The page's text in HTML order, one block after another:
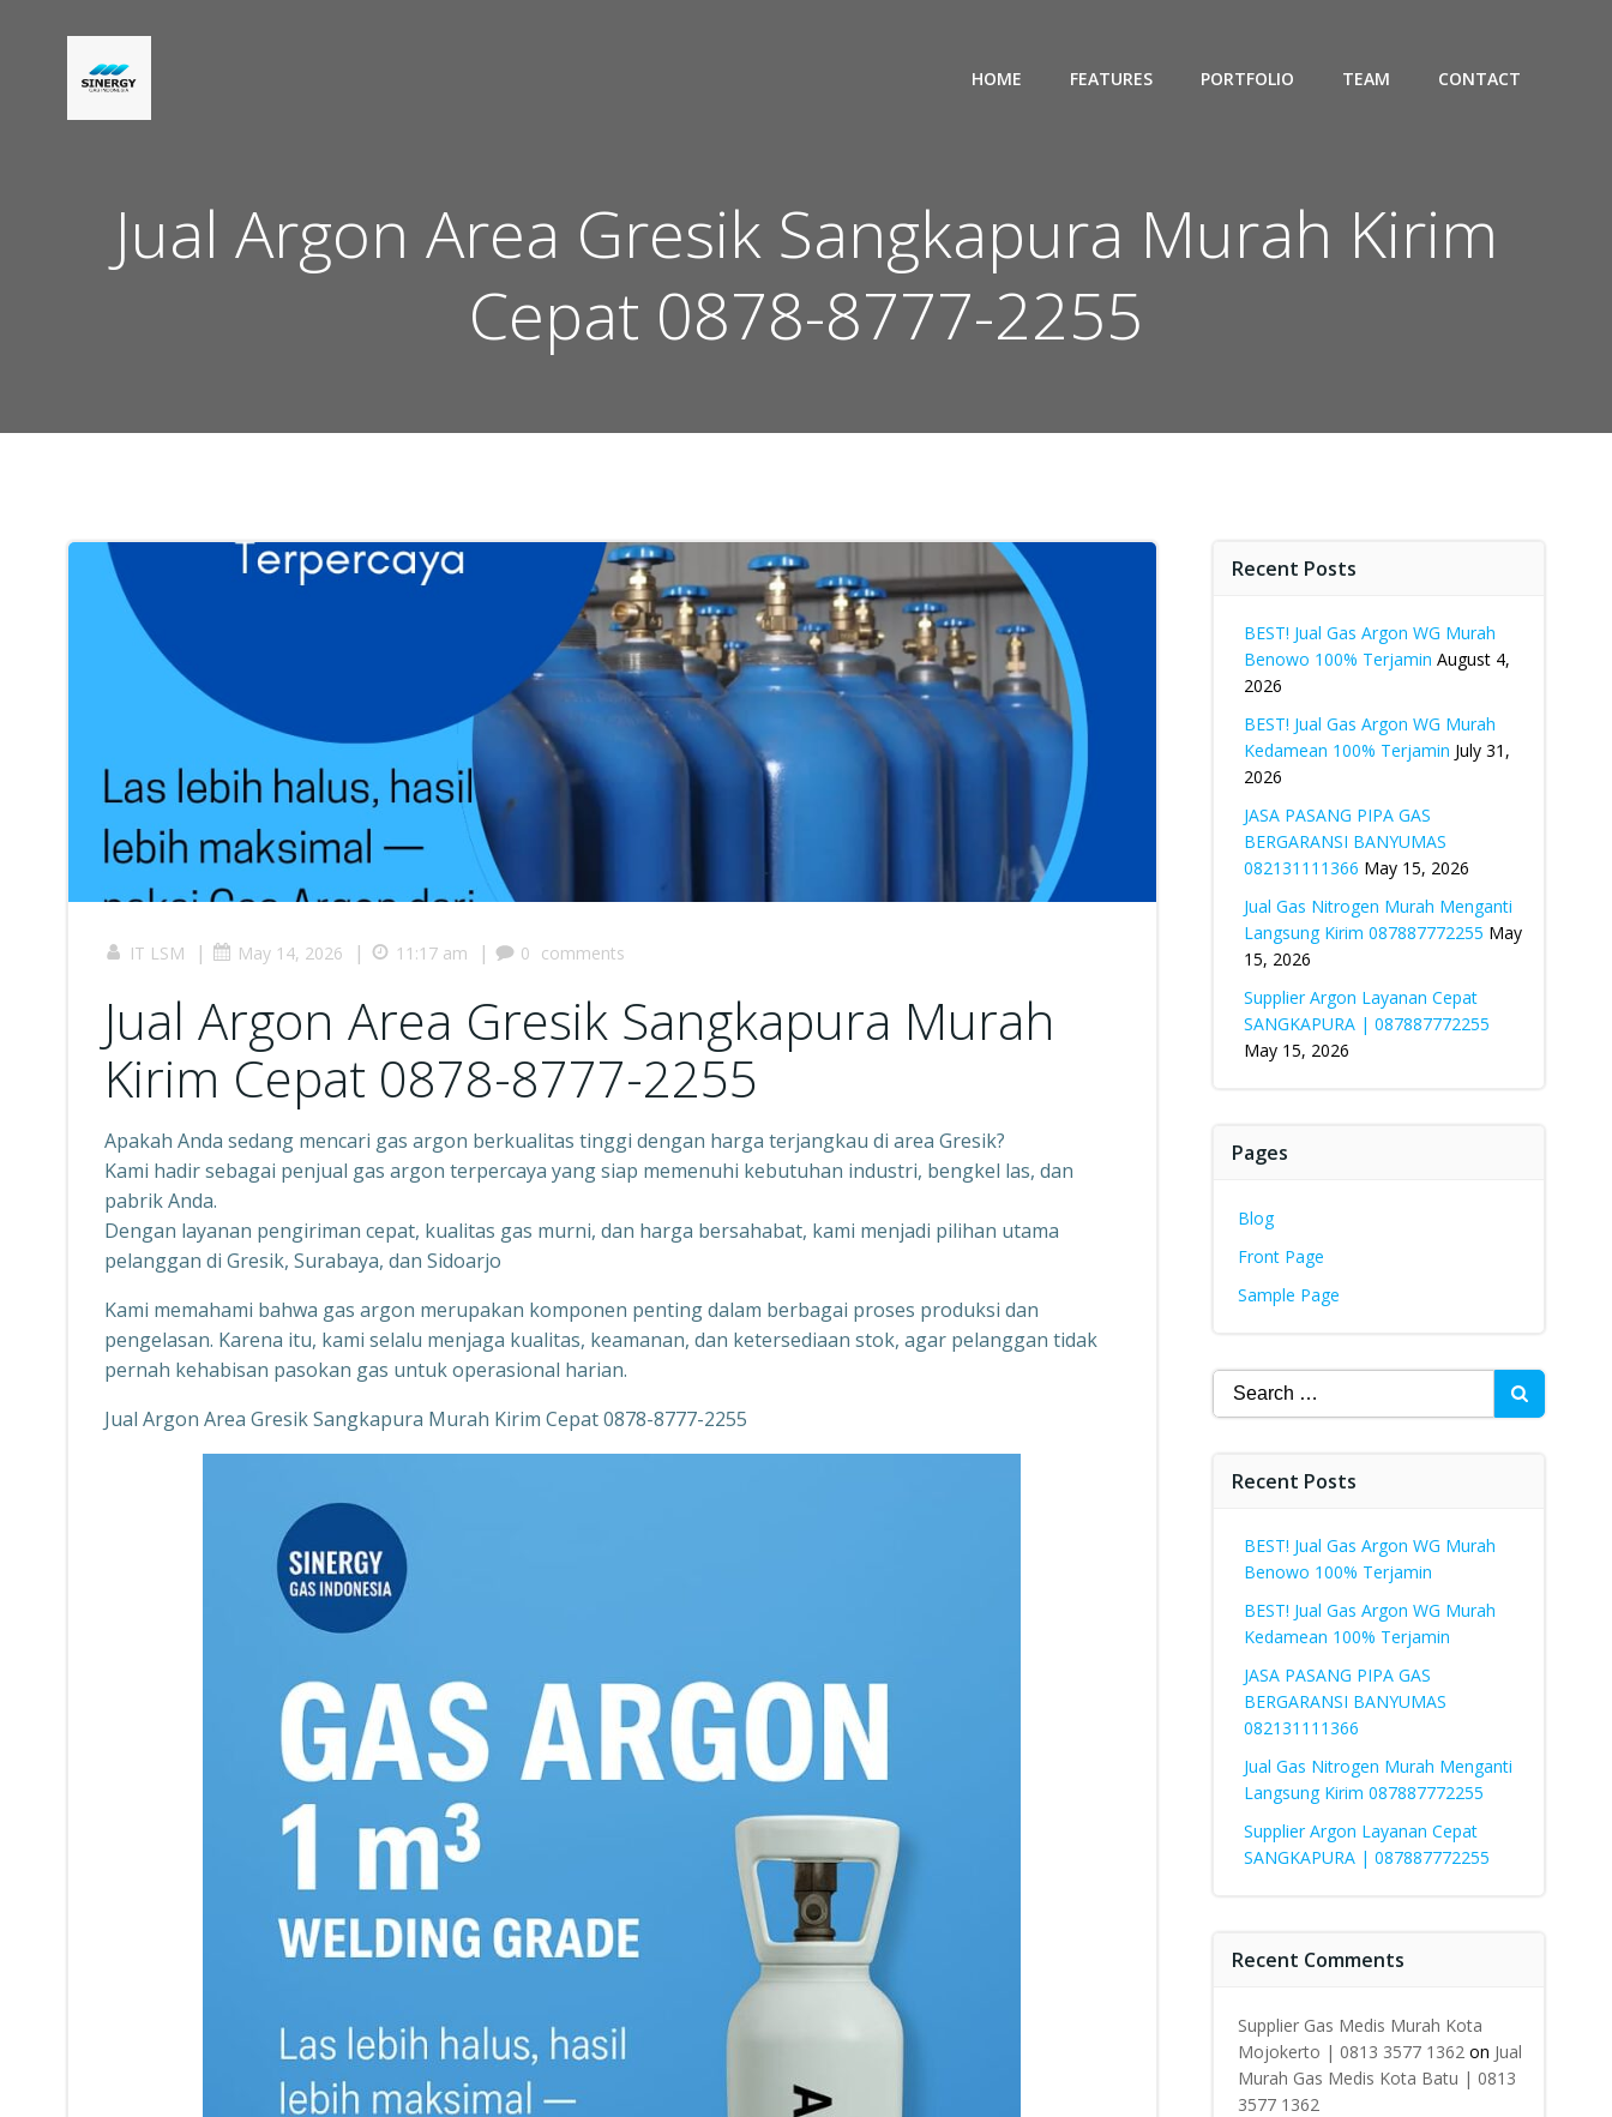
HOME FEATURES PORTFOLIO TEAM CONTACT
Jual Argon Area Gresik Sangkapura Murah Kirim
Cepat 0878-8777-2255
IT LSM | May 14, 2026 | 11:17 am | 0 comments
Jual Argon Area Gresik Sangkapura Murah
Kirim Cepat 0878-8777-2255
Apakah Anda sedang mencari gas argon berkualitas tinggi dengan harga terjangkau di area Gresik?
Kami hadir sebagai penjual gas argon terpercaya yang siap memenuhi kebutuhan industri, bengkel las, dan
pabrik Anda.
Dengan layanan pengiriman cepat, kualitas gas murni, dan harga bersahabat, kami menjadi pilihan utama
pelanggan di Gresik, Surabaya, dan Sidoarjo
Kami memahami bahwa gas argon merupakan komponen penting dalam berbagai proses produksi dan
pengelasan. Karena itu, kami selalu menjaga kualitas, keamanan, dan ketersediaan stok, agar pelanggan tidak
pernah kehabisan pasokan gas untuk operasional harian.
Jual Argon Area Gresik Sangkapura Murah Kirim Cepat 0878-8777-2255
Recent Posts
BEST! Jual Gas Argon WG Murah
Benowo 100% Terjamin August 4,
2026
BEST! Jual Gas Argon WG Murah
Kedamean 100% Terjamin July 31,
2026
JASA PASANG PIPA GAS
BERGARANSI BANYUMAS
082131111366 May 15, 2026
Jual Gas Nitrogen Murah Menganti
Langsung Kirim 087887772255 May
15, 2026
Supplier Argon Layanan Cepat
SANGKAPURA | 087887772255
May 15, 2026
Pages
Blog
Front Page
Sample Page
Search
for:
Recent Posts
BEST! Jual Gas Argon WG Murah
Benowo 100% Terjamin
BEST! Jual Gas Argon WG Murah
Kedamean 100% Terjamin
JASA PASANG PIPA GAS
BERGARANSI BANYUMAS
082131111366
Jual Gas Nitrogen Murah Menganti
Langsung Kirim 087887772255
Supplier Argon Layanan Cepat
SANGKAPURA | 087887772255
Recent Comments
Supplier Gas Medis Murah Kota
Mojokerto | 0813 3577 1362on Jual
Murah Gas Medis Kota Batu | 0813
3577 1362